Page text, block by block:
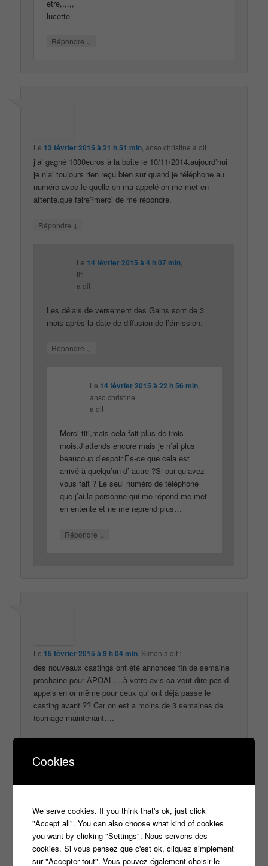
etre,,,,,,
lucette
Répondre ↓
Le 13 février 2015 à 21 h 51 min ,anso christine a dit :
j’ai gagné 1000euros à la boite le 10/11/2014.aujourd’hui
je n’ai toujours rien reçu.bien sur quand je téléphone au
numéro avec le quelle on ma appelé on me met en
attente.que faire?merci de me répondre.
Répondre ↓
Le 14 février 2015 à 4 h 07 min
titi
a dit :
Les délais de versement des Gains sont de 3
mois après la date de diffusion de l’émission.
Répondre ↓
Le 14 février 2015 à 22 h 56 min
anso christine
a dit :
Merci titi,mais cela fait plus de trois
mois.J’attends encore mais je n’ai plus
beaucoup d’espoir.Es-ce que cela est
arrivé à quelqu’un d’ autre ?Si oui qu’avez
vous fait ? Le seul numéro de téléphone
que j’ai,la personne qui me répond me met
en entente et ne me reprend plus…
Répondre ↓
Le 15 février 2015 à 9 h 04 min Simon a dit :
des nouveaux castings ont été annonces fin de semaine
prochaine pour APOAL….à votre avis ca veut dire pas d
appels en or même pour ceux qui ont déjà passe le
casting avant ?? Car on est a moins de 3 semaines de
tournage maintenant….
je suis comme toi simon, je suis dans l’attente de
l’appel pour APOAL alors que j’ai passé le casting
en décembre!!! on y croit
Cookies
We serve cookies. If you think that's ok, just click
"Accept all". You can also choose what kind of cookies
you want by clicking "Settings". Nous servons des
cookies. Si vous pensez que c'est ok, cliquez simplement
sur "Accepter tout". Vous pouvez également choisir le